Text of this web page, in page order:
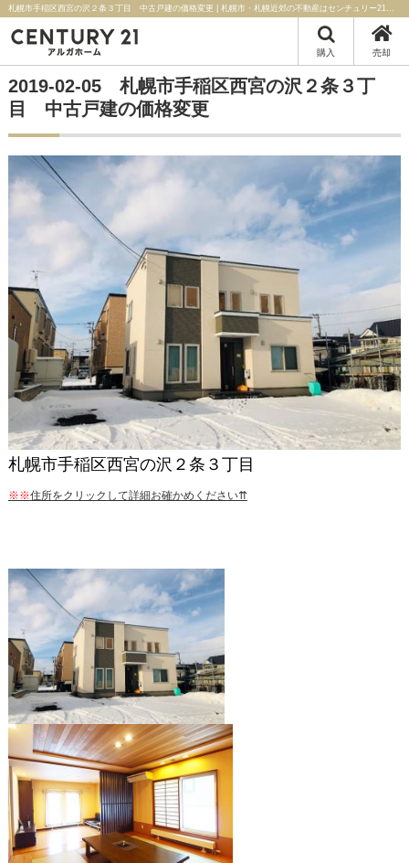
札幌市手稲区西宮の沢２条３丁目 中古戸建の価格変更 | 札幌市・札幌近郊の不動産はセンチュリー21アルガホーム
購入 売却
2019-02-05 札幌市手稲区西宮の沢２条３丁
目 中古戸建の価格変更
札幌市手稲区西宮の沢２条３丁目
※※住所をクリックして詳細お確かめください⇈